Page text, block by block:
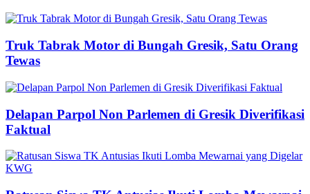
Truk Tabrak Motor di Bungah Gresik, Satu Orang
Tewas
Delapan Parpol Non Parlemen di Gresik Diverifikasi
Faktual